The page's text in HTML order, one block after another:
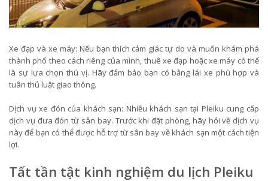
Xe đạp và xe máy: Nếu bạn thích cảm giác tự do và muốn khám phá
thành phố theo cách riêng của mình, thuê xe đạp hoặc xe máy có thể
là sự lựa chọn thú vị. Hãy đảm bảo bạn có bằng lái xe phù hợp và
tuân thủ luật giao thông.
Dịch vụ xe đón của khách sạn: Nhiều khách sạn tại Pleiku cung cấp
dịch vụ đưa đón từ sân bay. Trước khi đặt phòng, hãy hỏi về dịch vụ
này để bạn có thể được hỗ trợ từ sân bay về khách sạn một cách tiện
lợi.
Tất tần tật kinh nghiệm du lịch Pleiku